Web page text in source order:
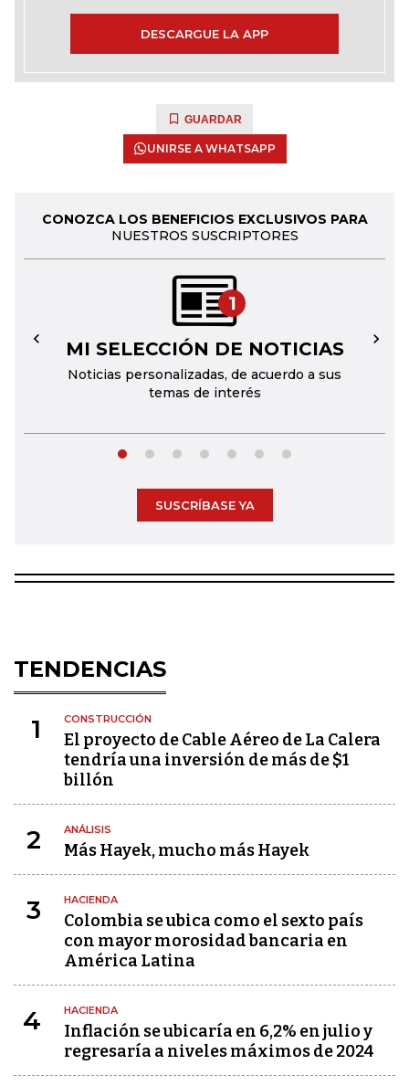
DESCARGUE LA APP
GUARDAR
UNIRSE A WHATSAPP
CONOZCA LOS BENEFICIOS EXCLUSIVOS PARA
NUESTROS SUSCRIPTORES
1
MI SELECCIÓN DE NOTICIAS
Noticias personalizadas, de acuerdo a sus
temas de interés
← →
SUSCRÍBASE YA
TENDENCIAS
1 CONSTRUCCIÓN
El proyecto de Cable Aéreo de La Calera
tendría una inversión de más de $1
billón
2 ANÁLISIS
Más Hayek, mucho más Hayek
3 HACIENDA
Colombia se ubica como el sexto país
con mayor morosidad bancaria en
América Latina
4 HACIENDA
Inflación se ubicaría en 6,2% en julio y
regresaría a niveles máximos de 2024